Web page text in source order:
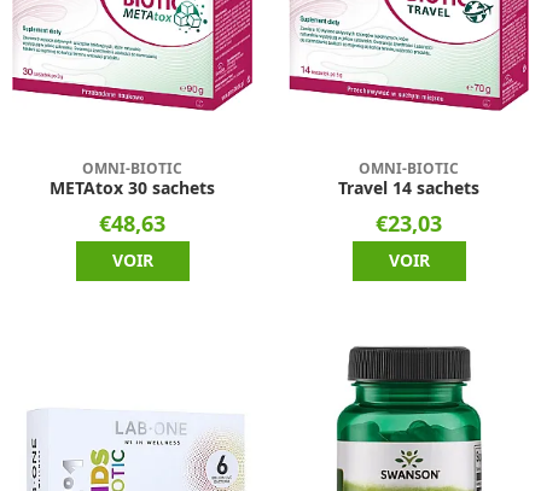
OMNI-BIOTIC
METAtox 30 sachets
€48,63
VOIR
OMNI-BIOTIC
Travel 14 sachets
€23,03
VOIR